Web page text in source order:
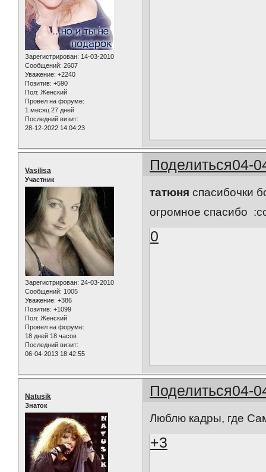
Зарегистрирован: 14-03-2010
Сообщений: 2607
Уважение: +2240
Позитив: +590
Пол: Женский
Провел на форуме:
1 месяц 27 дней
Последний визит:
28-12-2022 14:04:23
Поделиться04-
Vasilisa
Участник
Зарегистрирован: 24-03-2010
Сообщений: 1005
Уважение: +386
Позитив: +1099
Пол: Женский
Провел на форуме:
18 дней 18 часов
Последний визит:
06-04-2013 18:42:55
татюня спасибочки
огромное спасибо
0
Поделиться04-
Natusik
Знаток
Люблю кадры, где
+3